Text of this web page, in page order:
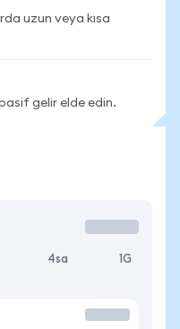
uzun veya kısa
gelir elde edin.
4sa 1G